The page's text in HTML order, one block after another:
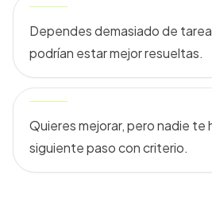
Dependes demasiado de
podrían estar mejor resueltas.
Quieres mejorar, pero nadie te
siguiente paso con criterio.